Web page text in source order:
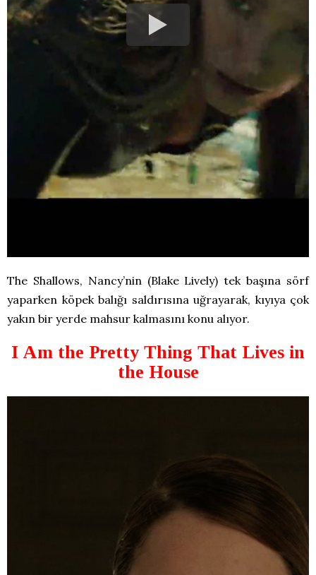
The Shallows, Nancy’nin (Blake Lively) tek başına sörf
yaparken köpek balığı saldırısına uğrayarak, kıyıya çok
yakın bir yerde mahsur kalmasını konu alıyor.
I Am the Pretty Thing That Lives in
the House